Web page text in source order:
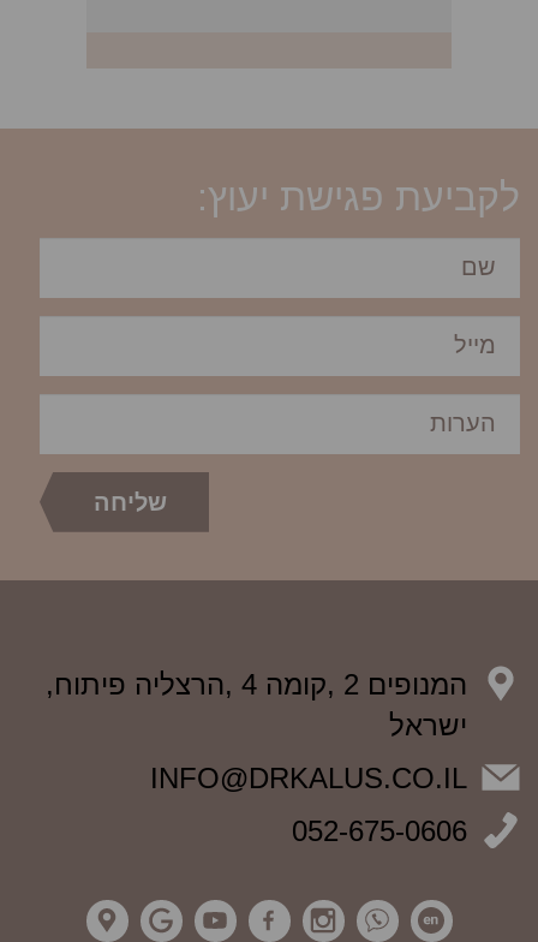
לקביעת פגישת יעוץ:
המנופים 2 ,קומה 4 ,הרצליה פיתוח,
ישראל
INFO@DRKALUS.CO.IL
052-675-0606